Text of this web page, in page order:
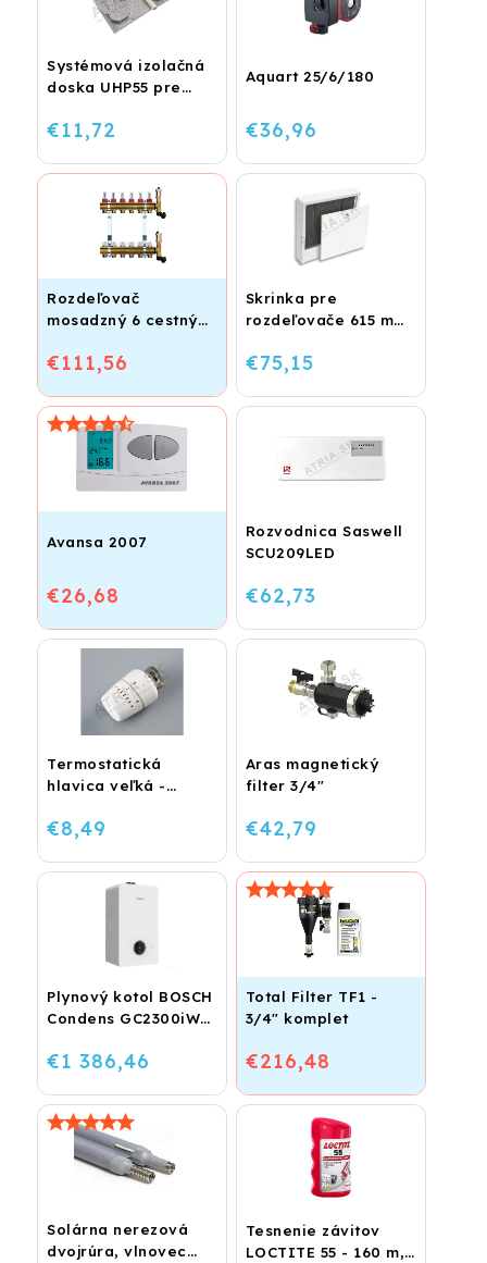
Systémová izolačná
doska UHP55 pre
(STIROTERMAL
€11,72
Aquart 25/6/180
€36,96
Rozdeľovač
mosadzný 6 cestný
kúrenie
€111,56
Skrinka pre
rozdeľovače 615 mm
€75,15
Avansa 2007
€26,68
Rozvodnica Saswell
SCU209LED
€62,73
Termostatická
hlavica veľká -
€8,49
Aras magnetický
filter 3/4"
€42,79
Plynový kotol BOSCH
Condens GC2300iW
kondenzačný
€1 386,46
Total Filter TF1 -
3/4" komplet
€216,48
Solárna nerezová
dvojrúra, vlnovec
Tesnenie závitov
LOCTITE 55 - 160 m,